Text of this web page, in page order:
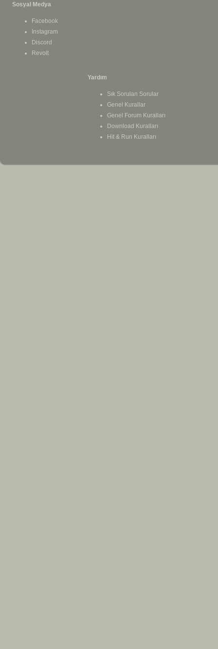
Sosyal Medya
Facebook
Instagram
Discord
Revolt
Yardım
Sık Sorulan Sorular
Genel Kurallar
Genel Forum Kuralları
Download Kuralları
Hit & Run Kuralları